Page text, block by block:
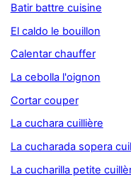
Batir battre cuisine
El caldo le bouillon
Calentar chauffer
La cebolla l'oignon
Cortar couper
La cuchara cuillière
La cucharada sopera
La cucharilla petite